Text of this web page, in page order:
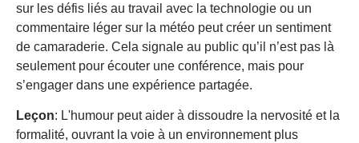
sur les défis liés au travail avec la technologie ou un
commentaire léger sur la météo peut créer un sentiment
de camaraderie. Cela signale au public qu’il n’est pas là
seulement pour écouter une conférence, mais pour
s’engager dans une expérience partagée.
Leçon: L'humour peut aider à dissoudre la nervosité et la
formalité, ouvrant la voie à un environnement plus